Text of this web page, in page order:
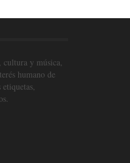
cultura y música,
humano de